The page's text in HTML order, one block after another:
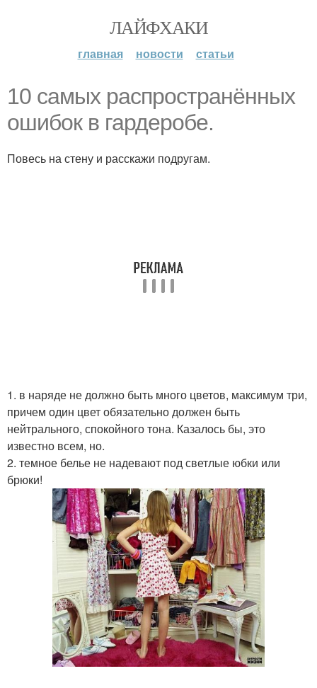
ЛАЙФХАКИ
главная новости статьи
10 самых распространённых
ошибок в гардеробе.
Повесь на стену и расскажи подругам.
1. в наряде не должно быть много цветов, максимум три,
причем один цвет обязательно должен быть
нейтрального, спокойного тона. Казалось бы, это
известно всем, но.
2. темное белье не надевают под светлые юбки или
брюки!